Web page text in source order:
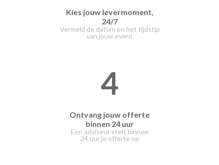
Kies jouw levermoment,
24/7
Vermeld de datum en het tijdstip
van jouw event
4
Ontvang jouw offerte
binnen 24 uur
Een adviseur stelt binnen
24 uur je offerte op